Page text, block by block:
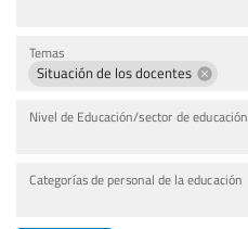
Temas
Situación de los docentes
Nivel de Educación/sector de educación
Categorías de personal de la educación